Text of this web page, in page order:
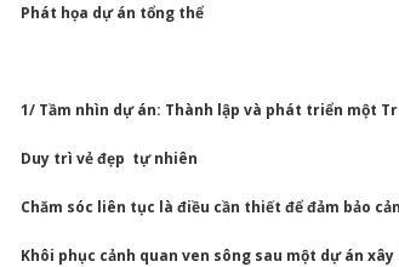
Phát họa dự án tổng thể
1/ Tầm nhìn dự án: Thành lập và phát triển một
Duy trì vẻ đẹp tự nhiên
Chăm sóc liên tục là điều cần thiết để đảm bảo
Khôi phục cảnh quan ven sông sau một dự án